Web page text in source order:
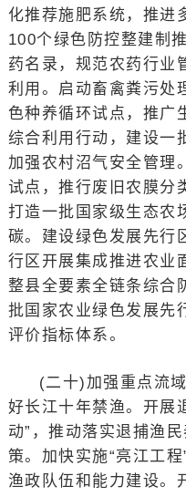
化推荐施肥系统，推进
100个绿色防控整建制
药名录，规范农药行业
利用。启动畜禽粪污处
色种养循环试点，推广
综合利用行动，建设一
加强农村沼气安全管理
试点，推行废旧农膜分
打造一批国家级生态农
碳。建设绿色发展先行
行区开展集成推进农业
整县全要素全链条综合
批国家农业绿色发展先
评价指标体系。
(二十)加强重点流
好长江十年禁渔。开展
动”，推动落实退捕渔
策。加快实施“亮江工
渔政队伍和能力建设。